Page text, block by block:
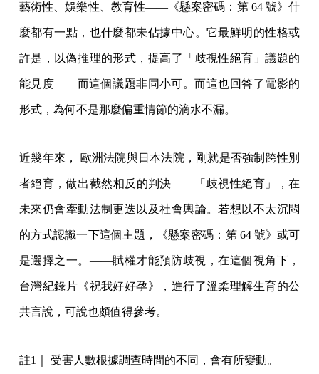
藝術性、娛樂性、教育性——《懸案密碼：第 64 號》什
麼都有一點，也什麼都未佔據中心。它最鮮明的性格或
許是，以偽推理的形式，提高了「歧視性絕育」議題的
能見度——而這個議題非同小可。而這也回答了電影的
形式，為何不是那麼偏重情節的滴水不漏。
近幾年來， 歐洲法院與日本法院，剛就是否強制跨性別
者絕育，做出截然相反的判決——「歧視性絕育」，在
未來仍會牽動法制更迭以及社會輿論。若想以不太沉悶
的方式認識一下這個主題，《懸案密碼：第 64 號》或可
是選擇之一。——賦權才能預防歧視，在這個視角下，
台灣紀錄片《祝我好好孕》，進行了溫柔理解生育的公
共言說，可說也頗值得參考。
註1｜ 受害人數根據調查時間的不同，會有所變動。